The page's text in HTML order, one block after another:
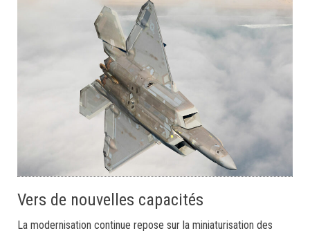
Vers de nouvelles capacités
La modernisation continue repose sur la miniaturisation des